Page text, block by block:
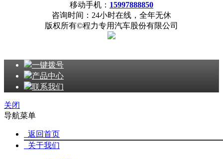
移动手机： 15997888850
咨询时间：24小时在线，全年无休
版权所有©程力专用汽车股份有限公司
一键拨号
产品中心
联系我们
关闭
导航菜单
返回首页
关于我们